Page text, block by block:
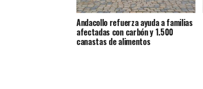
Andacollo refuerza ayuda a familias
afectadas con carbón y 1.500
canastas de alimentos